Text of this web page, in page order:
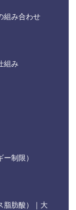
組み合わせ
組み
制限）
脂肪酸）｜大